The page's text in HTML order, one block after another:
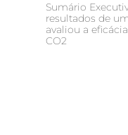
Sumário
resultados de
avaliou a
CO2